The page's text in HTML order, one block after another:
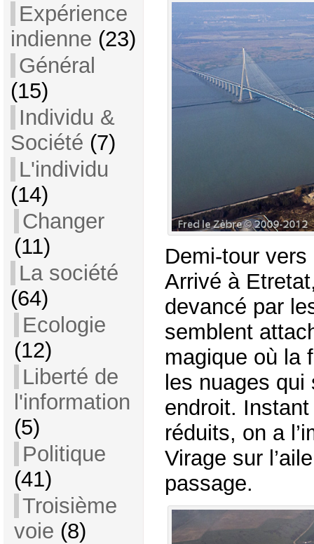
Expérience
indienne (23)
Général
(15)
Individu &
Société (7)
L'individu
(14)
Changer
(11)
La société
(64)
Ecologie
(12)
Liberté de
l'information
(5)
Politique
(41)
Troisième
voie (8)
Demi-tour
Arrivé à
devancé par
semblent
magique où la
les nuages
endroit.
réduits, on a
Virage sur
passage.